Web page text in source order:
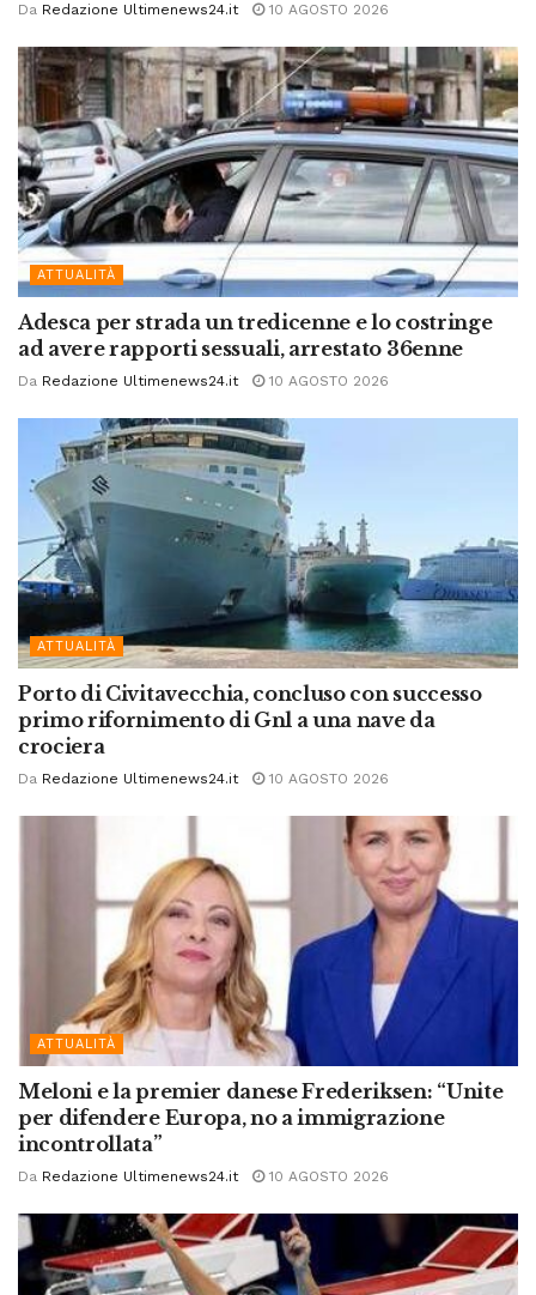
Da Redazione Ultimenews24.it 10 AGOSTO 2026
ATTUALITÀ
Adesca per strada un tredicenne e lo costringe
ad avere rapporti sessuali, arrestato 36enne
Da Redazione Ultimenews24.it 10 AGOSTO 2026
ATTUALITÀ
Porto di Civitavecchia, concluso con successo
primo rifornimento di Gnl a una nave da
crociera
Da Redazione Ultimenews24.it 10 AGOSTO 2026
ATTUALITÀ
Meloni e la premier danese Frederiksen: “Unite
per difendere Europa, no a immigrazione
incontrollata”
Da Redazione Ultimenews24.it 10 AGOSTO 2026